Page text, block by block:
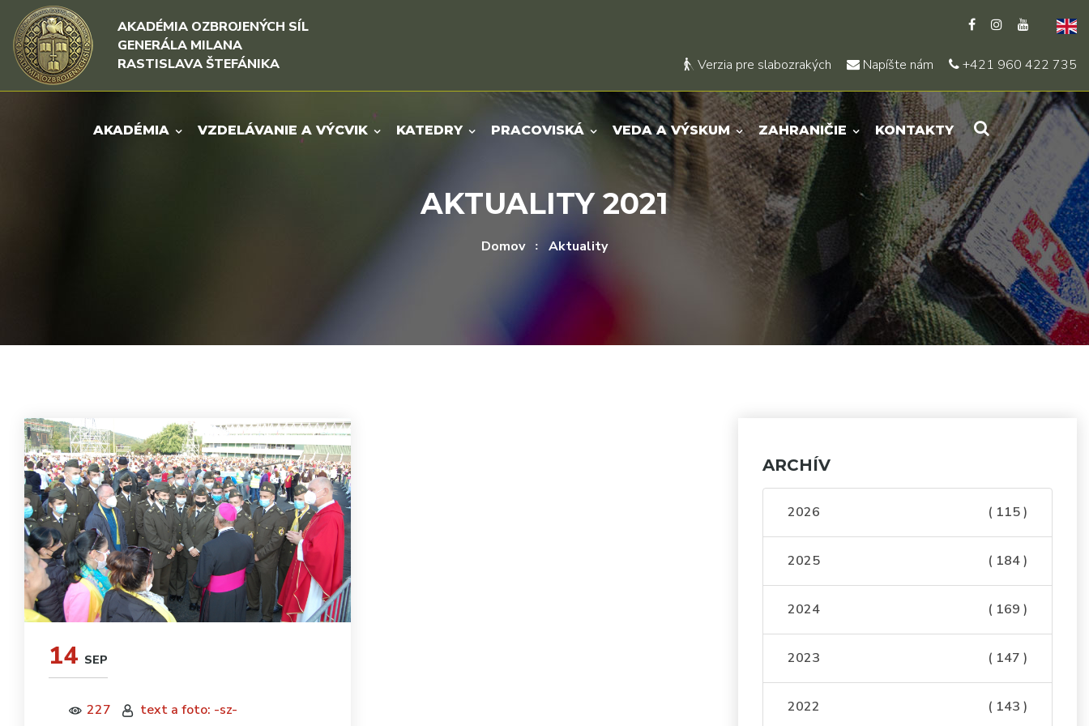
Rovno na obsah
Rovno na menu
AKADÉMIA OZBROJENÝCH SÍL
GENERÁLA MILANA
RASTISLAVA ŠTEFÁNIKA
Verzia pre slabozrakých Napíšte nám +421 960 422 735
AKADÉMIA VZDELÁVANIE A VÝCVIK KATEDRY PRACOVISKÁ VEDA A VÝSKUM ZAHRANIČIE KONTAKTY
AKTUALITY 2021
Domov Aktuality
14 SEP
227 text a foto: -sz-
ARCHÍV
2026 ( 115 )
2025 ( 184 )
2024 ( 169 )
2023 ( 147 )
2022 ( 143 )